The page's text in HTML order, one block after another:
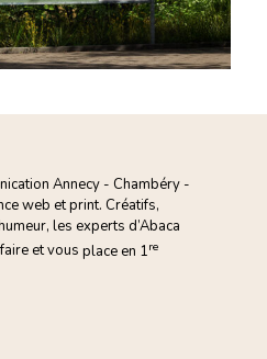
Annecy - Chambéry -
web et print. Créatifs,
les experts d’Abaca
et vous place en 1re